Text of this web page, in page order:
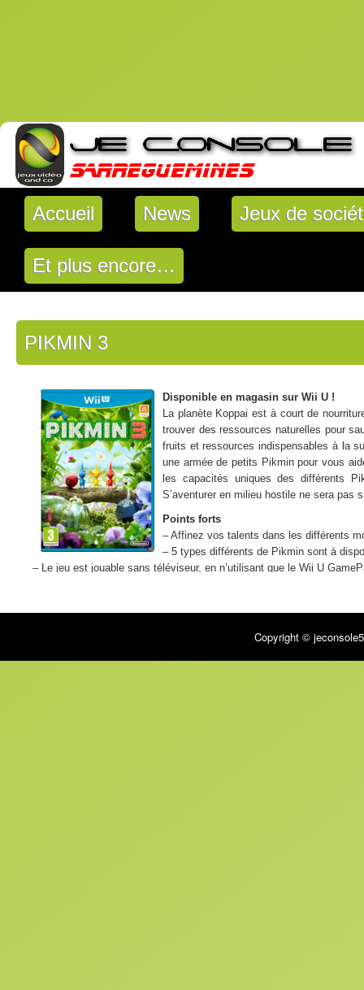
Accueil News Jeux de
Et plus encore…
PIKMIN 3
Disponible en magasin sur Wii U !
La planète Koppai est à court de
trouver des ressources naturelles pour
fruits et ressources indispensables à la
une armée de petits Pikmin pour vous
les capacités uniques des différents
S’aventurer en milieu hostile ne sera pas
Points forts
– Affinez vos talents dans les différents
– 5 types différents de Pikmin sont à
– Le jeu est jouable sans téléviseur, en n’utilisant que le Wii U
Copyright ©